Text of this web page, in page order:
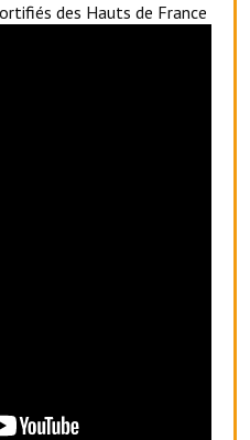
des Hauts de France